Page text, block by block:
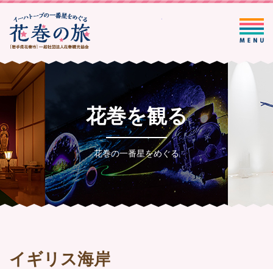
一般社団法人花巻観光協
花巻を観る
花巻の一番星をめぐる
イギリス海岸